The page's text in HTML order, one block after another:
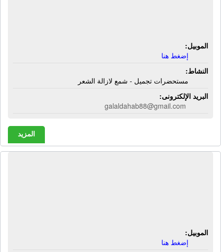
الموبيل:
إضغط هنا
النشاط:
مستحضرات تجميل - شمع لازالة الشعر
البريد الإلكترونى:
galaldahab88@gmail.com
المزيد
الموبيل:
إضغط هنا